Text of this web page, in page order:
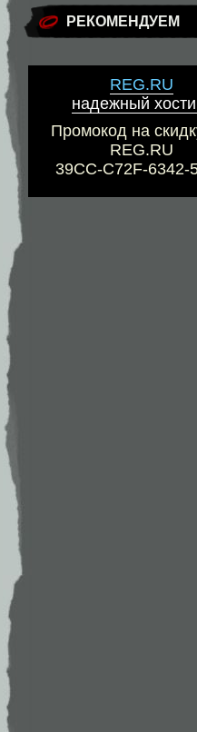
РЕКОМЕНДУЕМ
REG.RU
надежный
Промокод на
REG.RU
39CC-C72F-6342-